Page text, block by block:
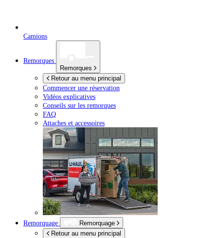
Camions
Remorques
Remorques
Retour au menu principal
Commencer une réservation
Vidéos explicatives
Conseils sur les remorques
FAQ
Attaches et accessoires
Remorquage
Remorquage
Retour au menu principal